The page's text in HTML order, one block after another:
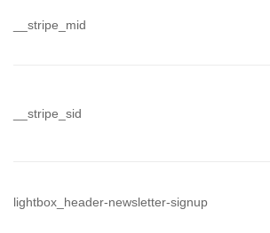
__stripe_mid
__stripe_sid
lightbox_header-newsletter-signup